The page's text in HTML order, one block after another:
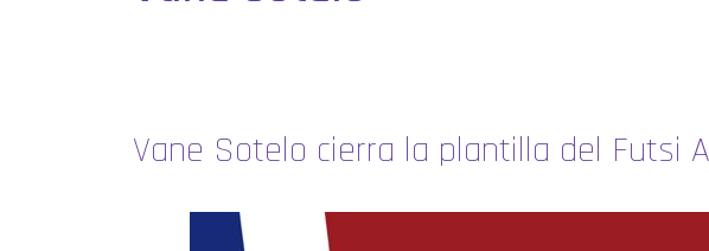
Vane Sotelo cierra la plantilla del Futsi